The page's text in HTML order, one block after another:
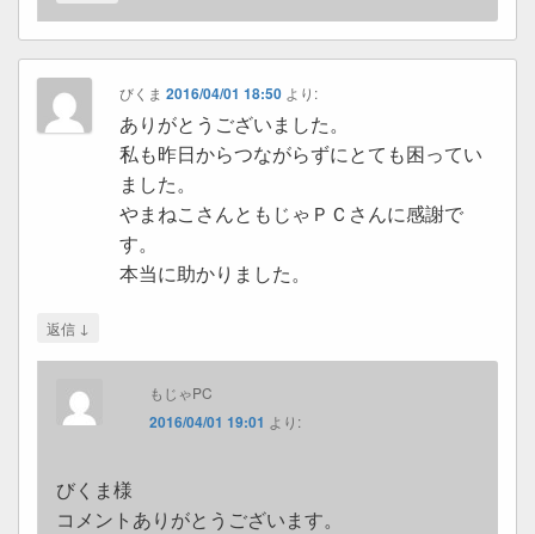
びくま 2016/04/01 18:50 より:
ありがとうございました。
私も昨日からつながらずにとても困ってい
ました。
やまねこさんともじゃＰＣさんに感謝で
す。
本当に助かりました。
返信 ↓
もじゃPC
2016/04/01 19:01 より:
びくま様
コメントありがとうございます。